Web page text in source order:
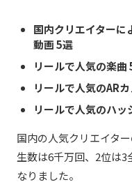
国内クリエイターに
動画 5選
リールで人気の楽曲
リールで人気のAR
リールで人気のハッ
国内の人気クリエイタ
生数は6千万回、2位は
なりました。